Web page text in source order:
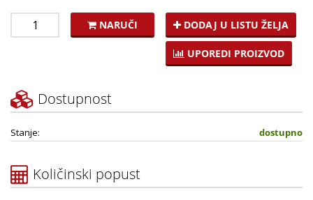
NARUČI DODAJ U LISTU ŽELJA
UPOREDI PROIZVOD
Dostupnost
Stanje: dostupno
Količinski popust